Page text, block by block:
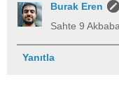
Burak Eren
Sahte 9
Yanıtla